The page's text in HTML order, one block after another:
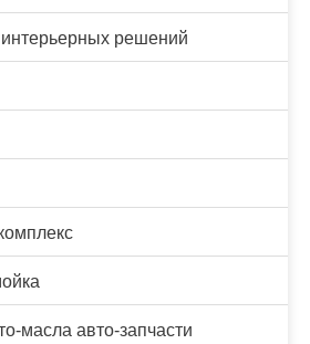
решений
масла авто-запчасти